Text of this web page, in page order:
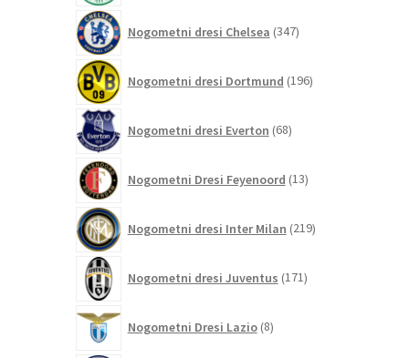
Nogometni dresi Chelsea 347izdelkov
Nogometni dresi Dortmund 196izdelkov
Nogometni dresi Everton 68izdelkov
Nogometni Dresi Feyenoord 13izdelkov
Nogometni dresi Inter Milan 219izdelkov
Nogometni dresi Juventus 171izdelkov
Nogometni Dresi Lazio 8izdelkov